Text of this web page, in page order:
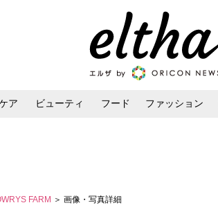
ア ビューティ フード ファッション
FARM ＞ 画像・写真詳細